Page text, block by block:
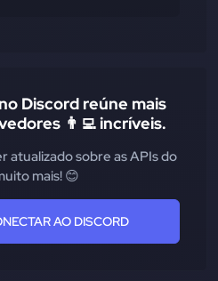
Discord reúne mais
👨‍💻 incríveis.
atualizado sobre as APIs do
mais! 😊
AO DISCORD